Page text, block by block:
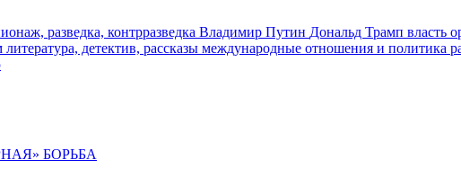
разведка, контрразведка Владимир Путин Дональд Трамп власть
литература, детектив, рассказы международные отношения и политика
БОРЬБА